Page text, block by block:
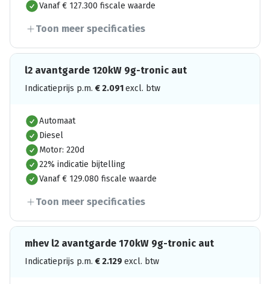
Vanaf € 127.300 fiscale waarde
Toon meer specificaties
l2 avantgarde 120kW 9g-tronic aut
Indicatieprijs p.m. € 2.091excl. btw
Automaat
Diesel
Motor: 220d
22% indicatie bijtelling
Vanaf € 129.080 fiscale waarde
Toon meer specificaties
mhev l2 avantgarde 170kW 9g-tronic aut
Indicatieprijs p.m. € 2.129 excl. btw